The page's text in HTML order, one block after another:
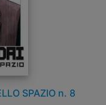
SPAZIO n. 8